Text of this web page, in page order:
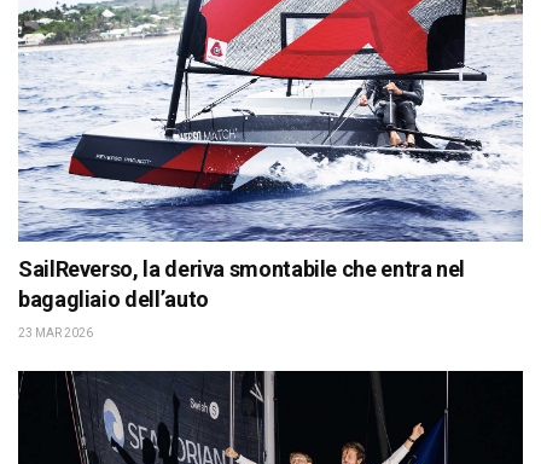
SailReverso, la deriva smontabile che entra nel
bagagliaio dell’auto
23 MAR 2026